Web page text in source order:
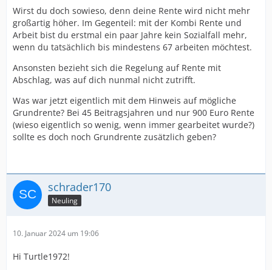
Wirst du doch sowieso, denn deine Rente wird nicht mehr
großartig höher. Im Gegenteil: mit der Kombi Rente und
Arbeit bist du erstmal ein paar Jahre kein Sozialfall mehr,
wenn du tatsächlich bis mindestens 67 arbeiten möchtest.
Ansonsten bezieht sich die Regelung auf Rente mit
Abschlag, was auf dich nunmal nicht zutrifft.
Was war jetzt eigentlich mit dem Hinweis auf mögliche
Grundrente? Bei 45 Beitragsjahren und nur 900 Euro Rente
(wieso eigentlich so wenig, wenn immer gearbeitet wurde?)
sollte es doch noch Grundrente zusätzlich geben?
schrader170
Neuling
10. Januar 2024 um 19:06
Hi Turtle1972!